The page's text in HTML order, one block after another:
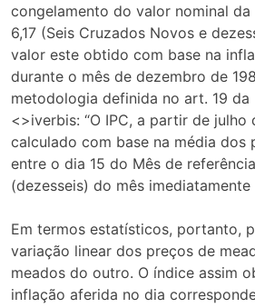
congelamento do valor nominal da
6,17 (Seis Cruzados Novos e
valor este obtido com base na
durante o mês de dezembro de
metodologia definida no art. 19 da
<>iverbis: “O IPC, a partir de julho
calculado com base na média dos
entre o dia 15 do Mês de
(dezesseis) do mês imediatamente
Em termos estatísticos, portanto,
variação linear dos preços de
meados do outro. O índice assim
inflação aferida no dia